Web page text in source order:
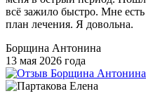
всё зажило быстро. Мне
план лечения. Я довольна.
Борщина Антонина
13 мая 2026 года